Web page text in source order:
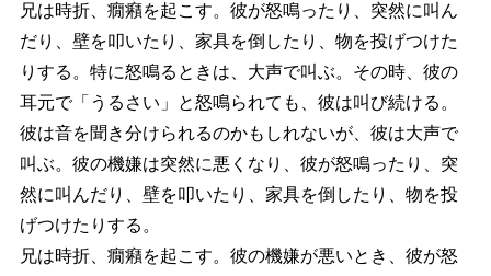
兄は時折、癇癪を起こす。彼が怒鳴ったり、突然に叫ん
だり、壁を叩いたり、家具を倒したり、物を投げつけた
りする。特に怒鳴るときは、大声で叫ぶ。その時、彼の
耳元で「うるさい」と怒鳴られても、彼は叫び続ける。
彼は音を聞き分けられるのかもしれないが、彼は大声で
叫ぶ。彼の機嫌は突然に悪くなり、彼が怒鳴ったり、突
然に叫んだり、壁を叩いたり、家具を倒したり、物を投
げつけたりする。
兄は時折、癇癪を起こす。彼の機嫌が悪いとき、彼が怒